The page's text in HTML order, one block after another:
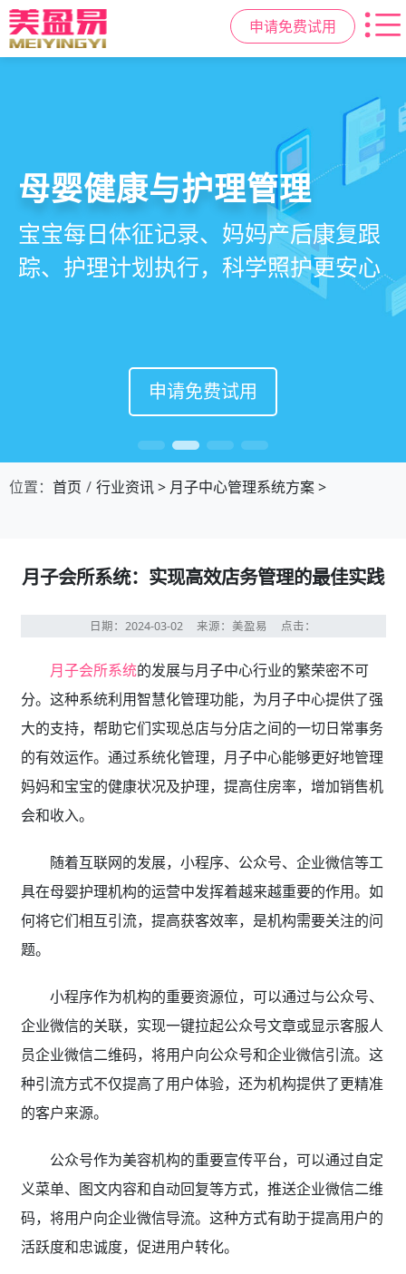
申请免费试用
智慧月子中心管理系统
一站式解决月子中心入住、护理、
餐饮、会员、财务、营销全流程管
理
申请免费试用
母婴健康与护理管理
宝宝每日体征记录、妈妈产后康复跟
踪、护理计划执行，科学照护更安心
申请免费试用
房态与预约管理
在线选房、预约入住、智能排房、资
源调度，提升入住率与客户满意度
申请免费试用
会员营销与智能锁客
会员积分、套餐定制、精准营销、客
户关怀，提升复购与转介绍
申请免费试用
位置： 首页 行业资讯> 月子中心管理系统方案>
月子会所系统：实现高效店务管理的最佳实践
日期：2024-03-02 来源：美盈易 点击：
月子会所系统的发展与月子中心行业的繁荣密不可
分。这种系统利用智慧化管理功能，为月子中心提供了强
大的支持，帮助它们实现总店与分店之间的一切日常事务
的有效运作。通过系统化管理，月子中心能够更好地管理
妈妈和宝宝的健康状况及护理，提高住房率，增加销售机
会和收入。
随着互联网的发展，小程序、公众号、企业微信等工
具在母婴护理机构的运营中发挥着越来越重要的作用。如
何将它们相互引流，提高获客效率，是机构需要关注的问
题。
小程序作为机构的重要资源位，可以通过与公众号、
企业微信的关联，实现一键拉起公众号文章或显示客服人
员企业微信二维码，将用户向公众号和企业微信引流。这
种引流方式不仅提高了用户体验，还为机构提供了更精准
的客户来源。
公众号作为美容机构的重要宣传平台，可以通过自定
义菜单、图文内容和自动回复等方式，推送企业微信二维
码，将用户向企业微信导流。这种方式有助于提高用户的
活跃度和忠诚度，促进用户转化。